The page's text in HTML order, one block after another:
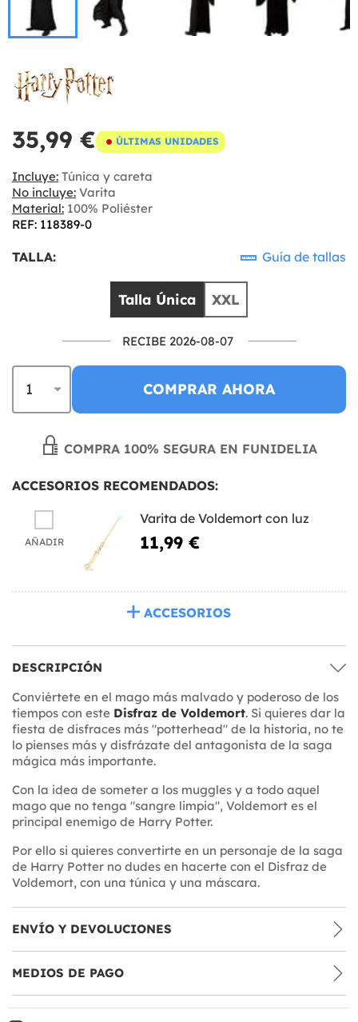
35,99 € ÚLTIMAS UNIDADES
Incluye: Túnica y careta
No incluye: Varita
Material: 100% Poliéster
REF: 118389-0
TALLA: Guía de tallas
Talla Única XXL
RECIBE 2026-08-07
COMPRAR AHORA
COMPRA 100% SEGURA EN FUNIDELIA
ACCESORIOS RECOMENDADOS:
AÑADIR
Varita de Voldemort con luz
11,99 €
ACCESORIOS
DESCRIPCIÓN
Conviértete en el mago más malvado y poderoso de los
tiempos con este Disfraz de Voldemort. Si quieres dar la
fiesta de disfraces más "potterhead" de la historia, no te
lo pienses más y disfrázate del antagonista de la saga
mágica más importante.
Con la idea de someter a los muggles y a todo aquel
mago que no tenga "sangre limpia", Voldemort es el
principal enemigo de Harry Potter.
Por ello si quieres convertirte en un personaje de la saga
de Harry Potter no dudes en hacerte con el Disfraz de
Voldemort, con una túnica y una máscara.
ENVÍO Y DEVOLUCIONES
MEDIOS DE PAGO